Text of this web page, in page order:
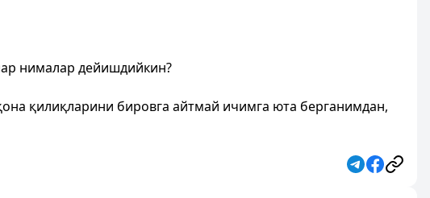
нималар дейишдийкин?
қилиқларини бировга айтмай ичимга юта берганимдан,